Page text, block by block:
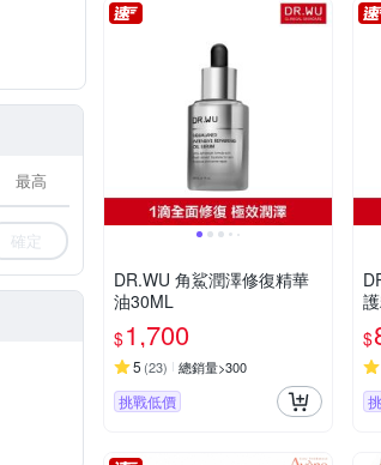
確定
DR.WU 角鯊潤澤修復精華
油30ML
$1,700
5 (23) 總銷量>300
挑戰低價
$